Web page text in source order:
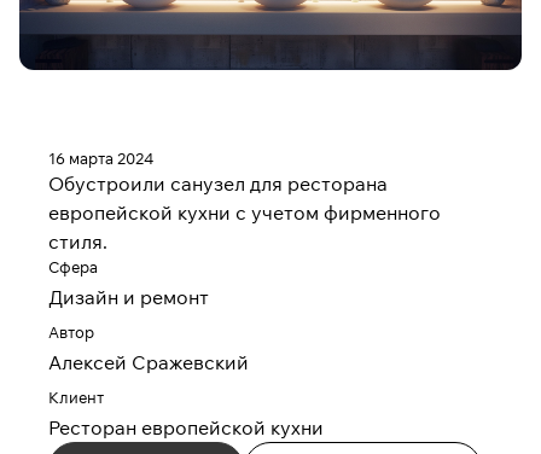
16 марта 2024
Обустроили санузел для ресторана
европейской кухни с учетом фирменного
стиля.
Сфера
Дизайн и ремонт
Автор
Алексей Сражевский
Клиент
Ресторан европейской кухни